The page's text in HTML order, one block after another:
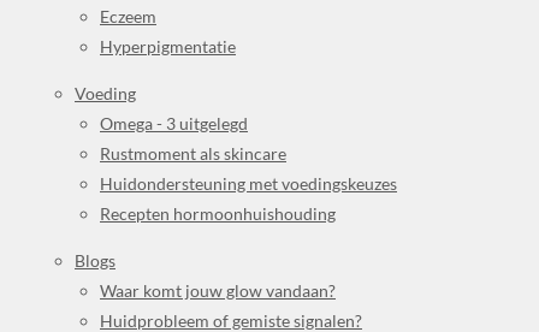
Eczeem
Hyperpigmentatie
Voeding
Omega - 3 uitgelegd
Rustmoment als skincare
Huidondersteuning met voedingskeuzes
Recepten hormoonhuishouding
Blogs
Waar komt jouw glow vandaan?
Huidprobleem of gemiste signalen?